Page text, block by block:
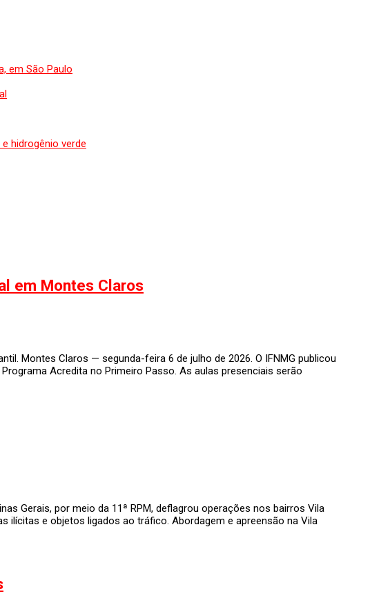
em São Paulo
hidrogênio verde
em Montes Claros
Montes Claros — segunda-feira 6 de julho de 2026. O IFNMG publicou
Acredita no Primeiro Passo. As aulas presenciais serão
Gerais, por meio da 11ª RPM, deflagrou operações nos bairros Vila
ilícitas e objetos ligados ao tráfico. Abordagem e apreensão na Vila